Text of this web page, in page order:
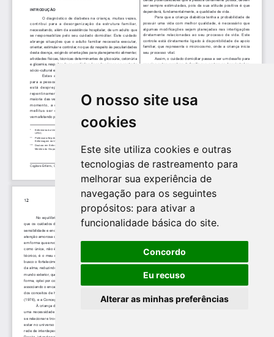
O nosso site usa
cookies
Este site utiliza cookies e outras
tecnologias de rastreamento para
melhorar sua experiência de
navegação para os seguintes
propósitos: para ativar a
funcionalidade básica do site.
Concordo
Eu recuso
Alterar as minhas preferências